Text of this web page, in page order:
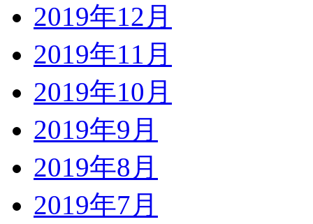
2019年12月
2019年11月
2019年10月
2019年9月
2019年8月
2019年7月